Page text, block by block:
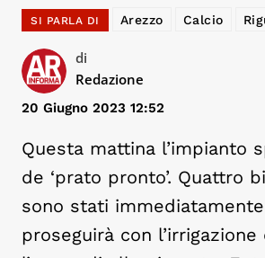
SI PARLA DI Arezzo Calcio
di
Redazione
20 Giugno 2023 12:52
Questa mattina l’impianto
de ‘prato pronto’. Quattro
sono stati
proseguirà con